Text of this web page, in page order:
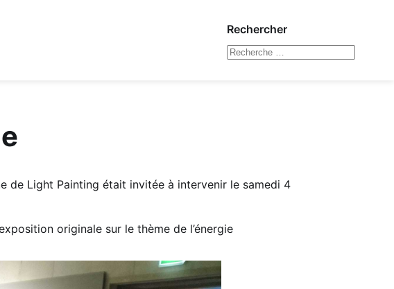
Rechercher
de Light Painting était invitée à intervenir le samedi 4
originale sur le thème de l’énergie